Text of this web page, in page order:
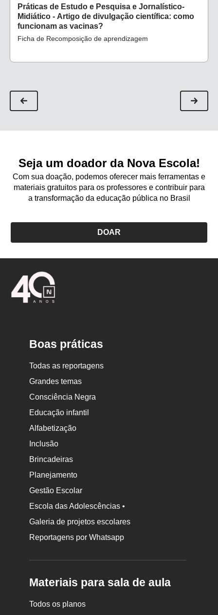
Práticas de Estudo e Pesquisa e Jornalístico-
Midiático - Artigo de divulgação científica: como
funcionam as vacinas?
Ficha de Recomposição de aprendizagem
Seja um doador da Nova Escola!
Com sua doação, podemos oferecer mais ferramentas e
materiais gratuitos para os professores e contribuir para
a transformação da educação pública no Brasil
DOAR
Boas práticas
Todas as reportagens
Grandes temas
Consciência Negra
Educação infantil
Alfabetização
Inclusão
Brincadeiras
Planejamento
Gestão Escolar
Escola das Adolescências •
Galeria de projetos escolares
Reportagens por Whatsapp
Materiais para sala de aula
Todos os planos